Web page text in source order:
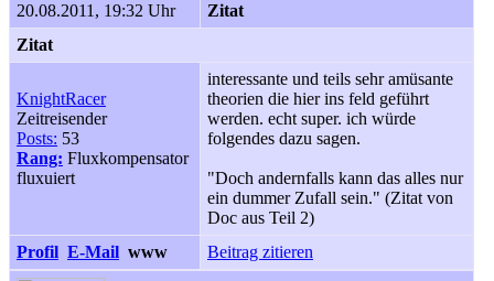
20.08.2011, 19:32 Uhr
Zitat
Zitat
KnightRacer
Zeitreisender
Posts: 53
Rang: Fluxkompensator
fluxuiert
interessante und teils sehr amüsante
theorien die hier ins feld geführt
werden. echt super. ich würde
folgendes dazu sagen.
"Doch andernfalls kann das alles nur
ein dummer Zufall sein." (Zitat von
Doc aus Teil 2)
Profil E-Mail www Beitrag zitieren